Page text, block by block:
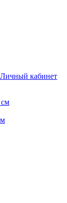
Личный кабинет